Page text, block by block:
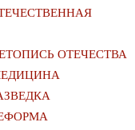
ОТЕЧЕСТВА